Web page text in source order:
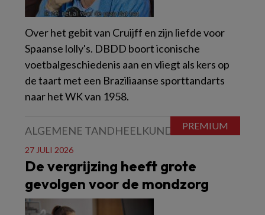
Over het gebit van Cruijff en zijn liefde voor
Spaanse lolly's. DBDD boort iconische
voetbalgeschiedenis aan en vliegt als kers op
de taart met een Braziliaanse sporttandarts
naar het WK van 1958.
ALGEMENE TANDHEELKUNDE
27 JULI 2026
De vergrijzing heeft grote
gevolgen voor de mondzorg